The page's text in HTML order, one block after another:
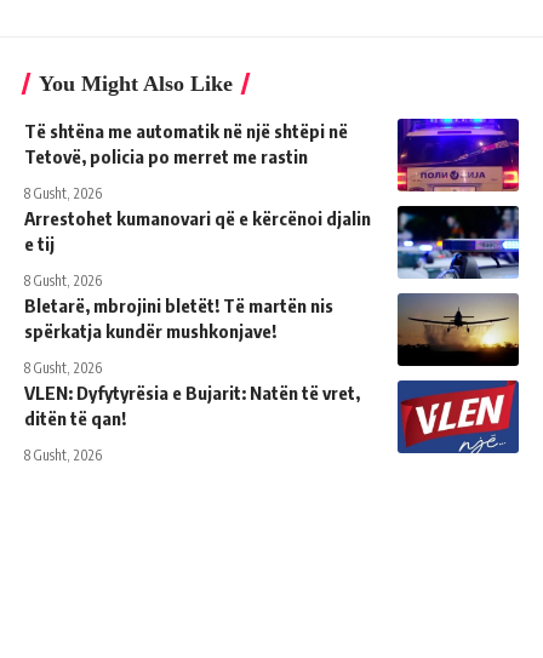
You Might Also Like
Të shtëna me automatik në një shtëpi në
Tetovë, policia po merret me rastin
8 Gusht, 2026
Arrestohet kumanovari që e kërcënoi djalin
e tij
8 Gusht, 2026
Bletarë, mbrojini bletët! Të martën nis
spërkatja kundër mushkonjave!
8 Gusht, 2026
VLEN: Dyfytyrësia e Bujarit: Natën të vret,
ditën të qan!
8 Gusht, 2026